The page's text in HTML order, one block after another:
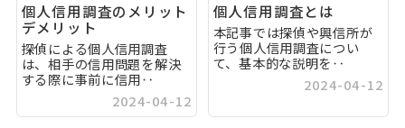
個人信用調査のメリット
デメリット
探偵による個人信用調査
は、相手の信用問題を解決
する際に事前に信用‥
2024-04-12
個人信用調査とは
本記事では探偵や興信所が
行う個人信用調査につい
て、基本的な説明を‥
2024-04-12